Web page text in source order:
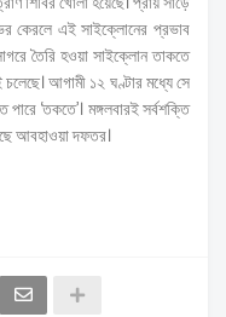
কেরলে এই সাইক্লোনের প্রভাব
তৈরি হওয়া সাইক্লোন তাকতে
আগামী ১২ ঘণ্টার মধ্যে সে
‘তকতে’। মঙ্গলবারই সর্বশক্তি
আবহাওয়া দফতর।